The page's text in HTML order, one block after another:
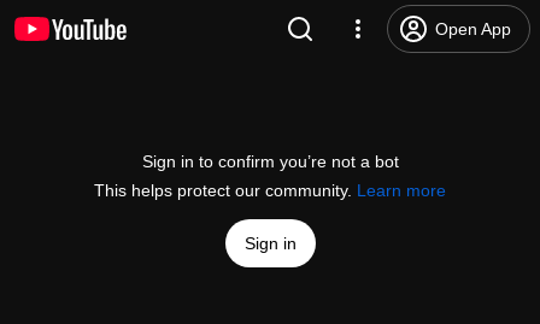
Open App
Sign in to confirm you’re not a bot
This helps protect our community. Learn more
Sign in